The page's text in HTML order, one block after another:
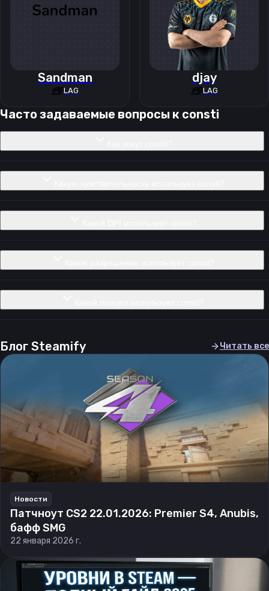
Sandman
LAG
djay
LAG
Часто задаваемые вопросы к consti
Блог Steamify Читать все
Новости
Патчноут CS2 22.01.2026: Premier S4, Anubis,
бафф SMG
22 января 2026 г.